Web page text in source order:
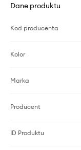
Dane produktu
Kod producenta
Kolor
Marka
Producent
ID Produktu